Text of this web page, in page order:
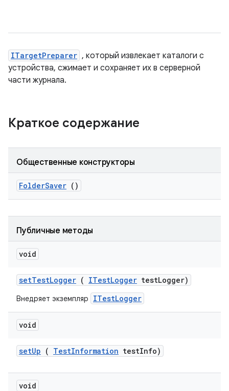
ITargetPreparer , который извлекает каталоги с
устройства, сжимает и сохраняет их в серверной
части журнала.
Краткое содержание
Общественные конструкторы
FolderSaver ()
Публичные методы
void
setTestLogger ( ITestLogger testLogger)
Внедряет экземпляр ITestLogger
void
setUp ( TestInformation testInfo)
void